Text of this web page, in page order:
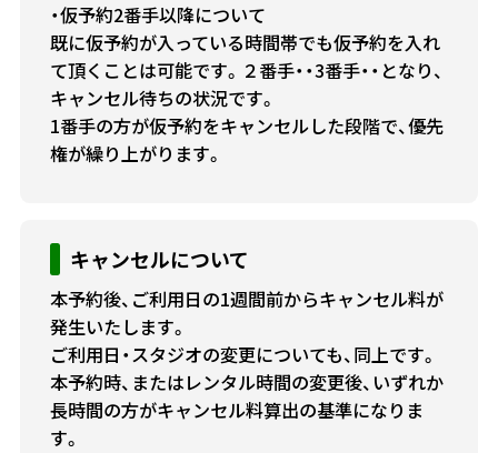
・仮予約2番手以降について
既に仮予約が入っている時間帯でも仮予約を入れ
て頂くことは可能です。２番手・・3番手・・となり、
キャンセル待ちの状況です。
1番手の方が仮予約をキャンセルした段階で、優先
権が繰り上がります。
キャンセルについて
本予約後、ご利用日の1週間前からキャンセル料が
発生いたします。
ご利用日・スタジオの変更についても、同上です。
本予約時、またはレンタル時間の変更後、いずれか
長時間の方がキャンセル料算出の基準になりま
す。